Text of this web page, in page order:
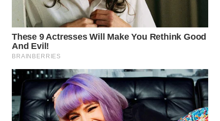
WN
BOROBUDUR
WN
MADURA
WN
SURABAYA
WN